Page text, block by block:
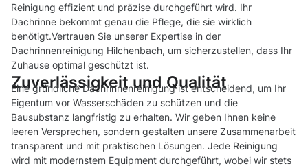
Reinigung effizient und präzise durchgeführt wird. Ihr
Dachrinne bekommt genau die Pflege, die sie wirklich
benötigt.Vertrauen Sie unserer Expertise in der
Dachrinnenreinigung Hilchenbach, um sicherzustellen, dass Ihr
Zuhause optimal geschützt ist.
Zuverlässigkeit und Qualität
Eine gründliche Dachrinnenreinigung ist entscheidend, um Ihr
Eigentum vor Wasserschäden zu schützen und die
Bausubstanz langfristig zu erhalten. Wir geben Ihnen keine
leeren Versprechen, sondern gestalten unsere Zusammenarbeit
transparent und mit praktischen Lösungen. Jede Reinigung
wird mit modernstem Equipment durchgeführt, wobei wir stets